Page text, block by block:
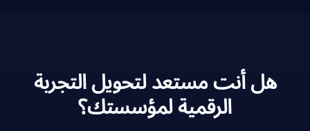
هل أنت مستعد لتحويل التجربة
الرقمية لمؤسستك؟